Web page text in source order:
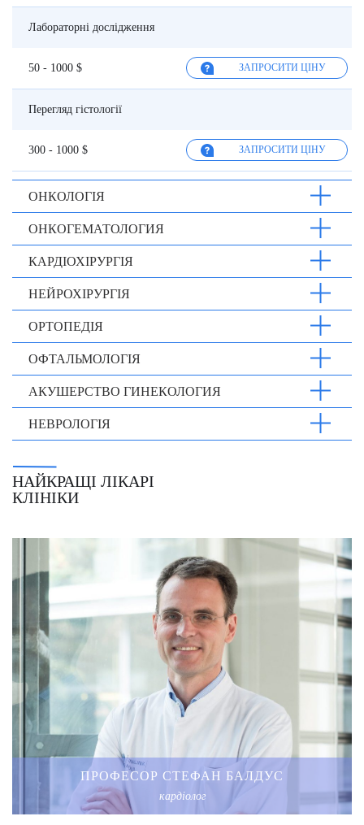
Лабораторні дослідження
50 - 1000 $ ЗАПРОСИТИ ЦІНУ
Перегляд гістології
300 - 1000 $ ЗАПРОСИТИ ЦІНУ
ОНКОЛОГІЯ
ОНКОГЕМАТОЛОГИЯ
КАРДІОХІРУРГІЯ
НЕЙРОХІРУРГІЯ
ОРТОПЕДІЯ
ОФТАЛЬМОЛОГІЯ
АКУШЕРСТВО ГИНЕКОЛОГИЯ
НЕВРОЛОГІЯ
НАЙКРАЩІ ЛІКАРІ
КЛІНІКИ
ПРОФЕСОР СТЕФАН БАЛДУС
кардіолог